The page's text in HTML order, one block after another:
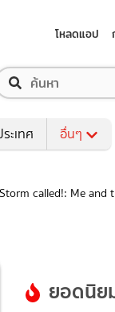
โหลดแอป
ะเทศ อื่นๆ
called!: Me and
ยอดนิย